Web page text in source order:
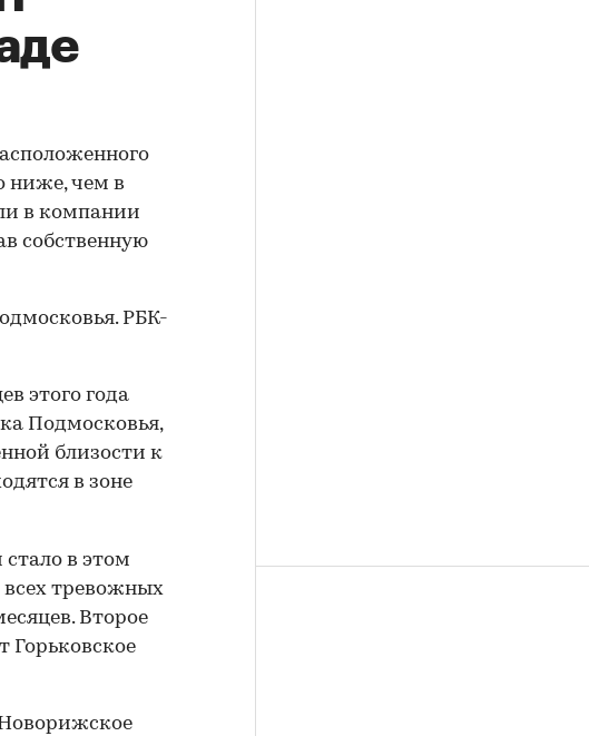
ниже, чем в
в компании
собственную
этого года
Подмосковья,
близости к
в зоне
в этом
всех тревожных
Второе
Горьковское